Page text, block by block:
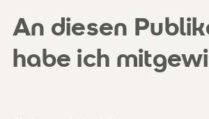
An diesen
habe ich